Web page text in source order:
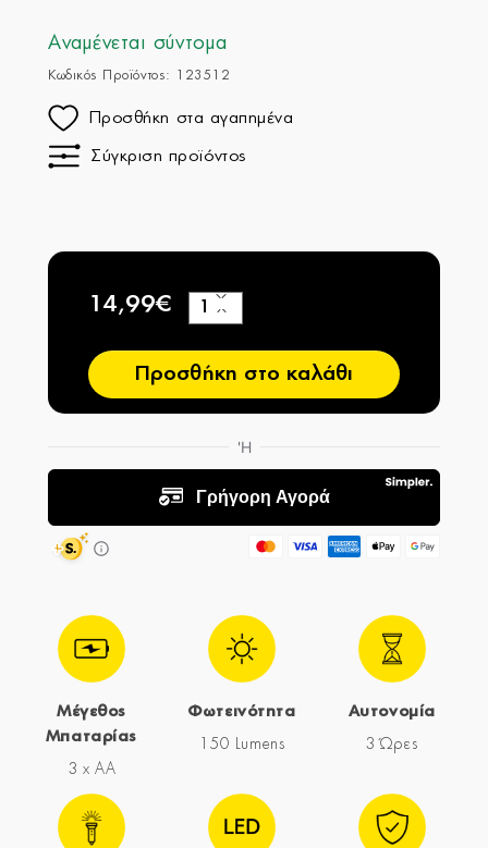
Αναμένεται σύντομα
Κωδικός Προϊόντος: 123512
Προσθήκη στα αγαπημένα
Σύγκριση προϊόντος
14,99€
−
+
Προσθήκη στο καλάθι
Μέγεθος
Μπαταρίας
3 x AA
Φωτεινότητα
150 Lumens
Αυτονομία
3 Ώρες